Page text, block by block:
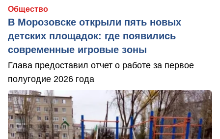
Общество
В Морозовске открыли пять новых
детских площадок: где появились
современные игровые зоны
Глава предоставил отчет о работе за первое
полугодие 2026 года